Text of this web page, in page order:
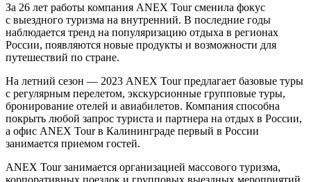
За 26 лет работы компания ANEX Tour сменила фокус
с выездного туризма на внутренний. В последние годы
наблюдается тренд на популяризацию отдыха в регионах
России, появляются новые продукты и возможности для
путешествий по стране.
На летний сезон — 2023 ANEX Tour предлагает базовые туры
с регулярным перелетом, экскурсионные групповые туры,
бронирование отелей и авиабилетов. Компания способна
покрыть любой запрос туриста и партнера на отдых в России,
а офис ANEX Tour в Калининграде первый в России
занимается приемом гостей.
ANEX Tour занимается организацией массового туризма,
корпоративных поездок и групповых выездных мероприятий,